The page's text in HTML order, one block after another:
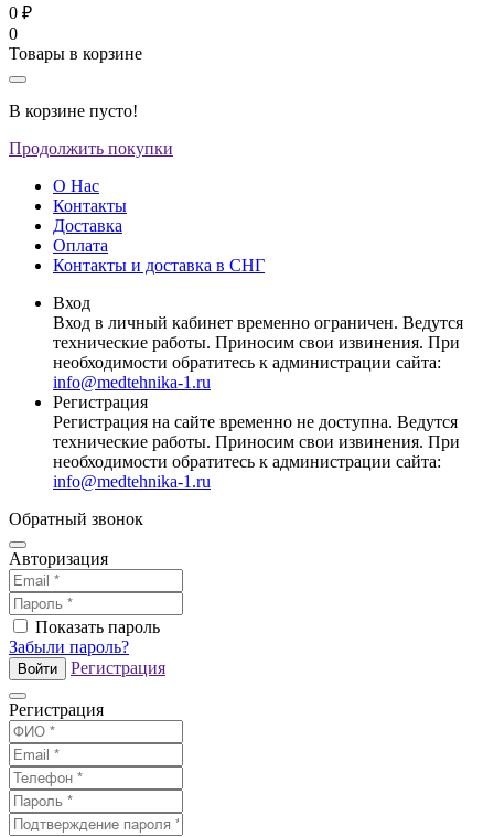
0 ₽
0
Товары в корзине
В корзине пусто!
Продолжить покупки
О Нас
Контакты
Доставка
Оплата
Контакты и доставка в СНГ
Вход
Вход в личный кабинет временно ограничен. Ведутся
технические работы. Приносим свои извинения. При
необходимости обратитесь к администрации сайта:
info@medtehnika-1.ru
Регистрация
Регистрация на сайте временно не доступна. Ведутся
технические работы. Приносим свои извинения. При
необходимости обратитесь к администрации сайта:
info@medtehnika-1.ru
Обратный звонок
Авторизация
Показать пароль
Забыли пароль?
Войти Регистрация
Регистрация